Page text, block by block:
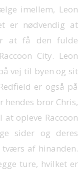
imellem, Leon
er nødvendig at
at få den fulde
City. Leon
vej til byen og sit
er også på
hendes bror Chris,
opleve Raccoon
sider og deres
af hinanden.
ture, hvilket er